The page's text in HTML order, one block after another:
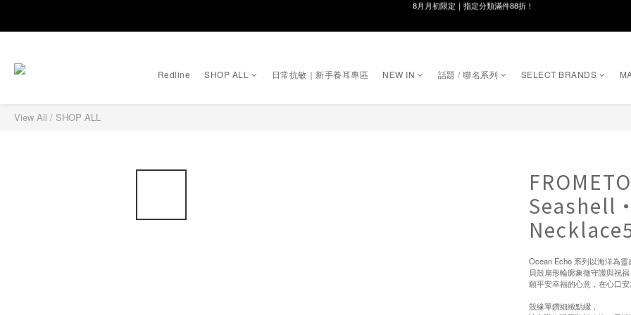
🌸新會員限定🌸註冊送$100購物金
Redline SHOP ALL 日常抗敏｜新手養耳專區 NEW IN 話題 / 聯名系列 SELECT BRANDS
View All / SHOP ALL
Seashell
Ocean Echo 系列以海洋為靈
貝殼扇形輪廓象徵守護與祝
願平安幸福的心意，在心口
殼緣單鑽細緻點綴，